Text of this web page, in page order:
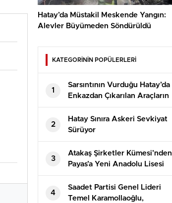
Hatay’da Müstakil Meskende Yangın:
Alevler Büyümeden Söndürüldü
KATEGORİNİN POPÜLERLERİ
1
Sarsıntının Vurduğu Hatay’da
Enkazdan Çıkarılan Araçların
Teslimatı Devam Ediyor
2
Hatay Sınıra Askeri Sevkiyat
Sürüyor
3
Atakaş Şirketler Kümesi’nden
Payas’a Yeni Anadolu Lisesi
4
Saadet Partisi Genel Lideri
Temel Karamollaoğlu,